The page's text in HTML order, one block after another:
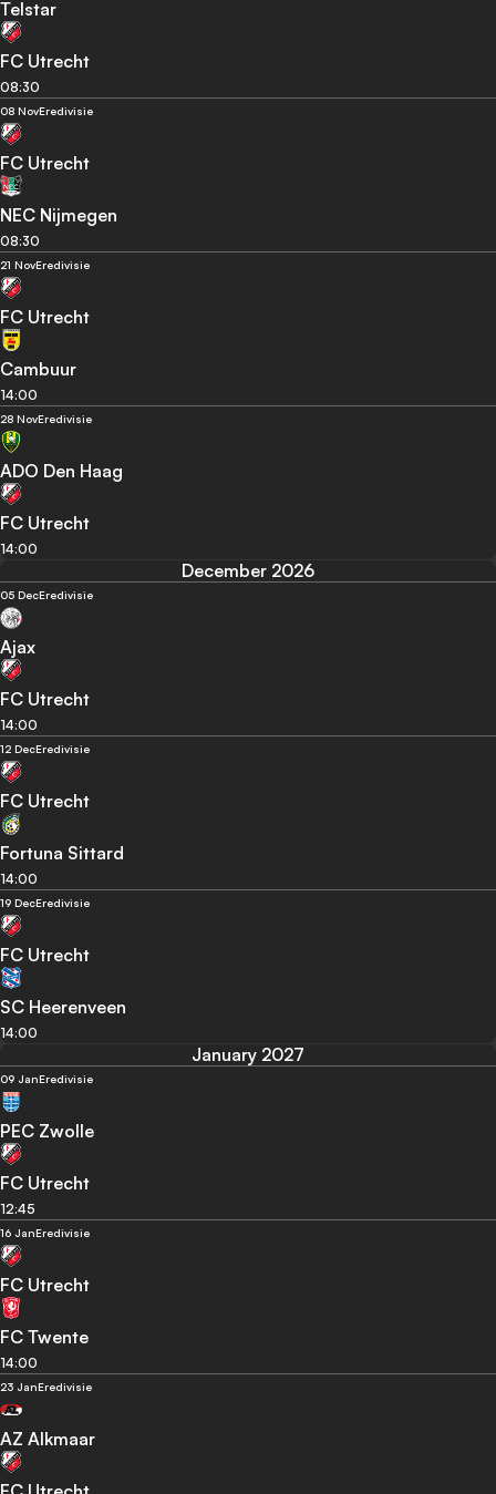
Telstar
FC Utrecht
08:30
08 NovEredivisie
FC Utrecht
NEC Nijmegen
08:30
21 NovEredivisie
FC Utrecht
Cambuur
14:00
28 NovEredivisie
ADO Den Haag
FC Utrecht
14:00
December 2026
05 DecEredivisie
Ajax
FC Utrecht
14:00
12 DecEredivisie
FC Utrecht
Fortuna Sittard
14:00
19 DecEredivisie
FC Utrecht
SC Heerenveen
14:00
January 2027
09 JanEredivisie
PEC Zwolle
FC Utrecht
12:45
16 JanEredivisie
FC Utrecht
FC Twente
14:00
23 JanEredivisie
AZ Alkmaar